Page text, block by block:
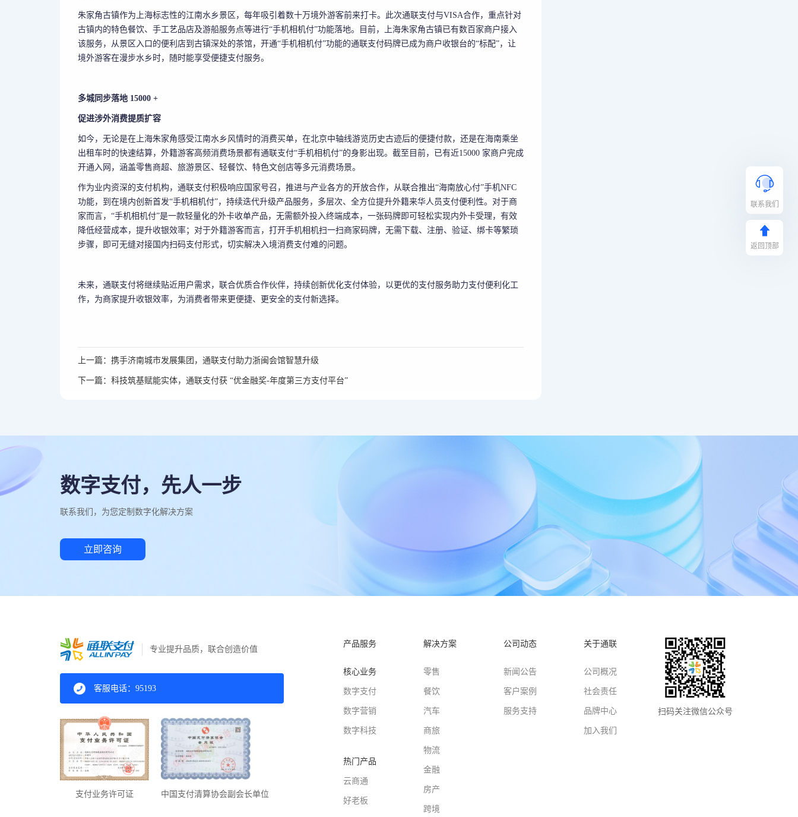
朱家角古镇作为上海标志性的江南水乡景区，每年吸引着数十万境外游客前来打卡。此次通联支付与VISA合作，重点针对
古镇内的特色餐饮、手工艺品店及游船服务点等进行“手机相机付”功能落地。目前，上海朱家角古镇已有数百家商户接入
该服务，从景区入口的便利店到古镇深处的茶馆，开通“手机相机付”功能的通联支付码牌已成为商户收银台的“标配”，让
境外游客在漫步水乡时，随时能享受便捷支付服务。
多城同步落地 15000 +
促进涉外消费提质扩容
如今，无论是在上海朱家角感受江南水乡风情时的消费买单，在北京中轴线游览历史古迹后的便捷付款，还是在海南乘坐
出租车时的快速结算，外籍游客高频消费场景都有通联支付“手机相机付”的身影出现。截至目前，已有近15000 家商户完成
开通入网，涵盖零售商超、旅游景区、轻餐饮、特色文创店等多元消费场景。
作为业内资深的支付机构，通联支付积极响应国家号召，推进与产业各方的开放合作，从联合推出“海南放心付”手机NFC
功能，到在境内创新首发“手机相机付”，持续迭代升级产品服务，多层次、全方位提升外籍来华人员支付便利性。对于商
家而言，“手机相机付”是一款轻量化的外卡收单产品，无需额外投入终端成本，一张码牌即可轻松实现内外卡受理，有效
降低经营成本，提升收银效率；对于外籍游客而言，打开手机相机扫一扫商家码牌，无需下载、注册、验证、绑卡等繁琐
步骤，即可无缝对接国内扫码支付形式，切实解决入境消费支付难的问题。
未来，通联支付将继续贴近用户需求，联合优质合作伙伴，持续创新优化支付体验，以更优的支付服务助力支付便利化工
作，为商家提升收银效率，为消费者带来更便捷、更安全的支付新选择。
上一篇：携手济南城市发展集团，通联支付助力浙闽会馆智慧升级
下一篇：科技筑基赋能实体，通联支付获 “优金融奖-年度第三方支付平台”
数字支付，先人一步
联系我们，为您定制数字化解决方案
立即咨询
专业提升品质，联合创造价值
客服电话：95193
支付业务许可证 中国支付清算协会副会长单位
产品服务
核心业务
数字支付
数字营销
数字科技
热门产品
云商通
好老板
解决方案
零售
餐饮
汽车
商旅
物流
金融
房产
跨境
公司动态
新闻公告
客户案例
服务支持
关于通联
公司概况
社会责任
品牌中心
加入我们
扫码关注微信公众号
联系我们
返回顶部